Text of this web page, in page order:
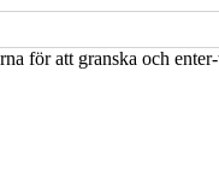
för att granska och